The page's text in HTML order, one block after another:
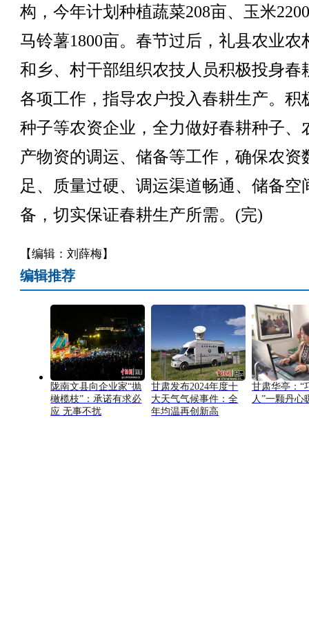
构，今年计划种植蔬菜208亩、玉米
马铃薯1800亩。春节过后，礼县农业农
和乡、村干部组织农技人员积极投身春
各项工作，指导农户投入春耕生产。积
种子等农资企业，全力做好春耕种子、
产物资的调运、储备等工作，确保农资
足、质量过硬、调运渠道畅通、储备空
备，切实保证春耕生产所需。(完)
【编辑：刘薛梅】
编辑推荐
陇南文县向企业家“抛
橄榄枝”：承诺有求必
应 无事不扰
甘肃发布2024年度十
大天气气候事件：全
年均温再创新高
甘肃华亭：“
人”一颗丹心